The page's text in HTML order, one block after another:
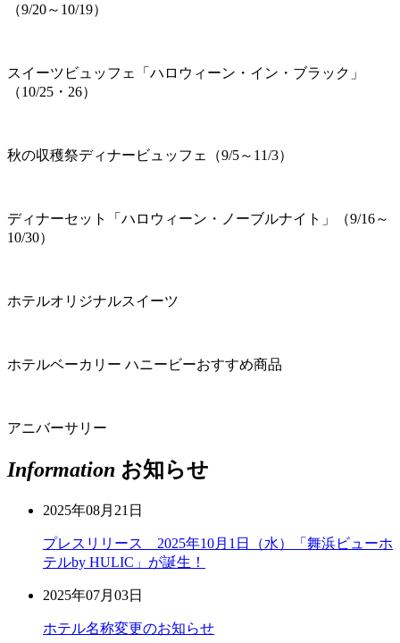
（9/20～10/19）
スイーツビュッフェ「ハロウィーン・イン・ブラック」
（10/25・26）
秋の収穫祭ディナービュッフェ（9/5～11/3）
ディナーセット「ハロウィーン・ノーブルナイト」（9/16～
10/30）
ホテルオリジナルスイーツ
ホテルベーカリー ハニービーおすすめ商品
アニバーサリー
Information お知らせ
2025年08月21日
プレスリリース 2025年10月1日（水）「舞浜ビューホ
テルby HULIC」が誕生！
2025年07月03日
ホテル名称変更のお知らせ